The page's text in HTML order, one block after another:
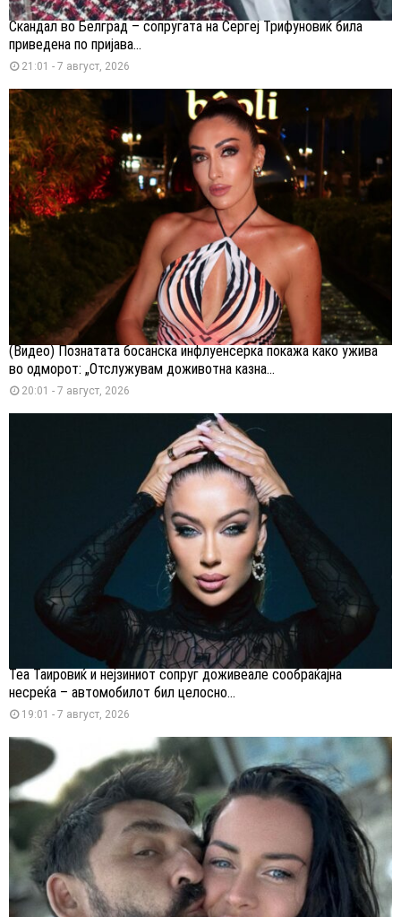
Скандал во Белград – сопругата на Сергеј Трифуновиќ била
приведена по пријава...
21:01 - 7 август, 2026
(Видео) Познатата босанска инфлуенсерка покажа како ужива
во одморот: „Отслужувам доживотна казна...
20:01 - 7 август, 2026
Теа Таировиќ и нејзиниот сопруг доживеале сообраќајна
несреќа – автомобилот бил целосно...
19:01 - 7 август, 2026